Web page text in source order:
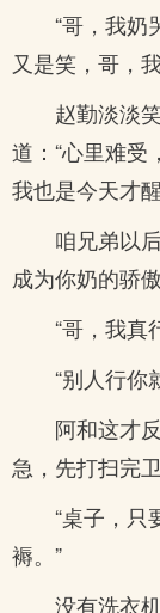
“哥，我奶
又是笑，哥，
赵勤淡淡
道：“心里难受
我也是今天才
咱兄弟以
成为你奶的骄
“哥，我真
“别人行你
阿和这才
急，先打扫完
“桌子，只
褥。”
没有洗衣